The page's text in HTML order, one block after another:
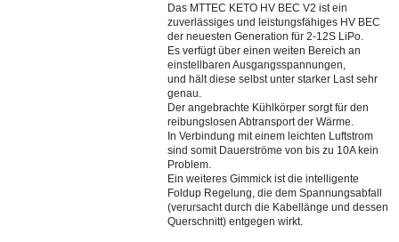
Das MTTEC KETO HV BEC V2 ist ein
zuverlässiges und leistungsfähiges HV BEC
der neuesten Generation für 2-12S LiPo.
Es verfügt über einen weiten Bereich an
einstellbaren Ausgangsspannungen,
und hält diese selbst unter starker Last sehr
genau.
Der angebrachte Kühlkörper sorgt für den
reibungslosen Abtransport der Wärme.
In Verbindung mit einem leichten Luftstrom
sind somit Dauerströme von bis zu 10A kein
Problem.
Ein weiteres Gimmick ist die intelligente
Foldup Regelung, die dem Spannungsabfall
(verursacht durch die Kabellänge und dessen
Querschnitt) entgegen wirkt.